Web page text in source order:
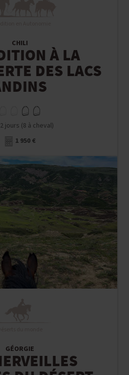
À LA
DES LACS
12 jours (8 à cheval)
1 950 €
DU DÉSERT